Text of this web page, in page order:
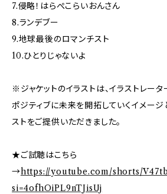
7.侵略！はらぺこらいおんさん
8.ランデブー
9.地球最後のロマンチスト
10.ひとりじゃないよ
※ジャケットのイラストは、イラストレー
ポジティブに未来を開拓していくイメー
ストをご提供いただきました。
★ご試聴はこちら
→https://youtube.com/shorts/
si=4ofhOiPL9nTJisUj